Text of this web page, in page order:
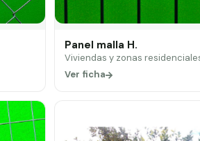
Panel malla H.
Viviendas y zonas
Ver ficha